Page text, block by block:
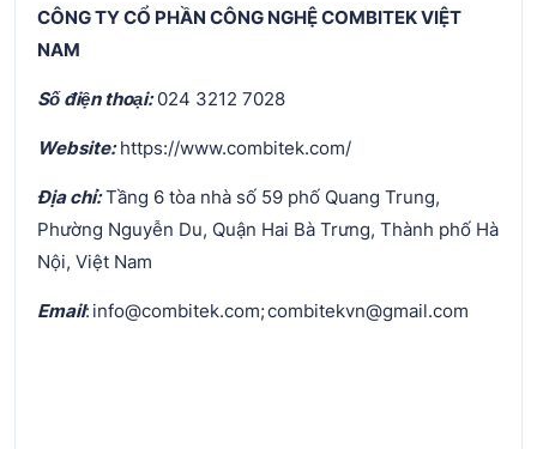
CÔNG TY CỔ PHẦN CÔNG NGHỆ COMBITEK VIỆT
NAM
Số điện thoại:024 3212 7028
Website:https://www.combitek.com/
Địa chỉ:Tầng 6 tòa nhà số 59 phố Quang Trung,
Phường Nguyễn Du, Quận Hai Bà Trưng, Thành phố Hà
Nội, Việt Nam
Email: info@combitek.com; combitekvn@gmail.com